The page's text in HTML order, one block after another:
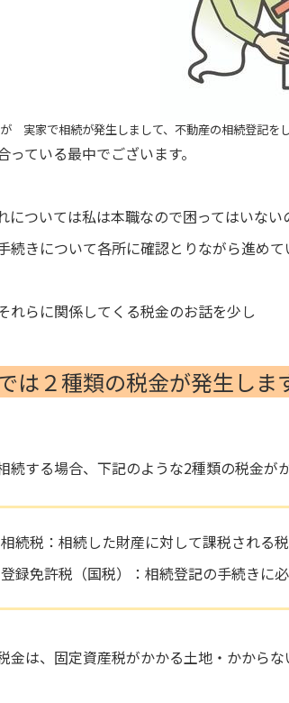
実家で相続が発生しまして、不動産の相続登記を
っている最中でございます。
については私は本職なので困ってはいない
続きについて各所に確認とりながら進めて
れらに関係してくる税金のお話を少し
は２種類の税金が発生しま
続する場合、下記のような2種類の税金がか
相続税：相続した財産に対して課税される
登録免許税（国税）：相続登記の手続きに
金は、固定資産税がかかる土地・かからな